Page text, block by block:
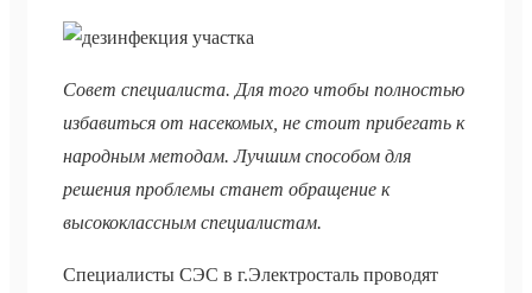
Совет специалиста. Для того чтобы полностью
избавиться от насекомых, не стоит прибегать к
народным методам. Лучшим способом для
решения проблемы станет обращение к
высококлассным специалистам.
Специалисты СЭС в г.Электросталь проводят